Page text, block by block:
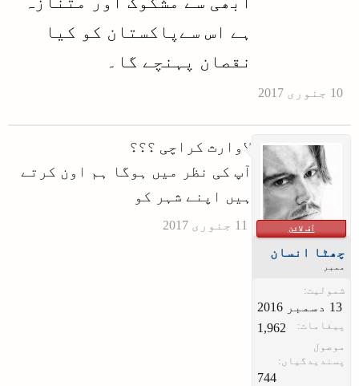
ہے اس سےپاکستان کو کیا
نقصان پہنچے گا۔
آف لائن
چھٹا انسان
ممبر
شمولیت:
پیغامات: 1,962
موصول
پسندیدگیاں:
744
لاوارث کراچی ؟؟؟
آپ کی نظر میں ہوگا ہم اون کرتے
ہیں اپنے شہر کو